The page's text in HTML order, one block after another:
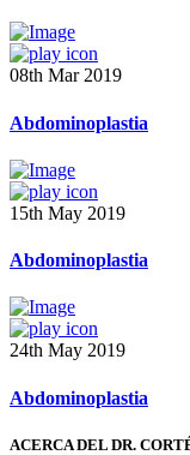
08th Mar 2019
Abdominoplastia
15th May 2019
Abdominoplastia
24th May 2019
Abdominoplastia
ACERCA DEL DR.